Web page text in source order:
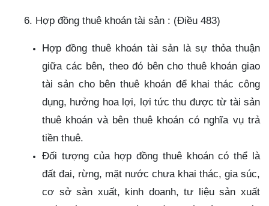
6. Hợp đồng thuê khoán tài sản : (Điều 483)
Hợp đồng thuê khoán tài sản là sự thỏa thuận
giữa các bên, theo đó bên cho thuê khoán giao
tài sản cho bên thuê khoán để khai thác công
dụng, hưởng hoa lợi, lợi tức thu được từ tài sản
thuê khoán và bên thuê khoán có nghĩa vụ trả
tiền thuê.
Đối tượng của hợp đồng thuê khoán có thể là
đất đai, rừng, mặt nước chưa khai thác, gia súc,
cơ sở sản xuất, kinh doanh, tư liệu sản xuất